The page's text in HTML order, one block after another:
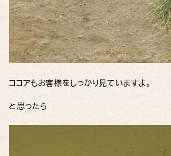
ココアもお客様をしっかり見ていますよ。
と思ったら